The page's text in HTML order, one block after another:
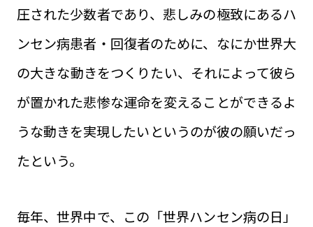
圧された少数者であり、悲しみの極致にあるハ
ンセン病患者・回復者のために、なにか世界大
の大きな動きをつくりたい、それによって彼ら
が置かれた悲惨な運命を変えることができるよ
うな動きを実現したいというのが彼の願いだっ
たという。
毎年、世界中で、この「世界ハンセン病の日」